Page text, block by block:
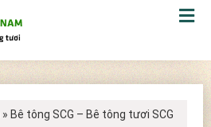
» Bê tông SCG – Bê tông tươi SCG